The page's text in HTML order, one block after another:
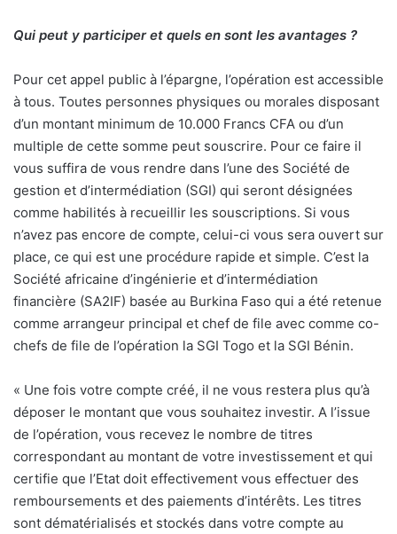
Qui peut y participer et quels en sont les avantages ?
Pour cet appel public à l’épargne, l’opération est accessible
à tous. Toutes personnes physiques ou morales disposant
d’un montant minimum de 10.000 Francs CFA ou d’un
multiple de cette somme peut souscrire. Pour ce faire il
vous suffira de vous rendre dans l’une des Société de
gestion et d’intermédiation (SGI) qui seront désignées
comme habilités à recueillir les souscriptions. Si vous
n’avez pas encore de compte, celui-ci vous sera ouvert sur
place, ce qui est une procédure rapide et simple. C’est la
Société africaine d’ingénierie et d’intermédiation
financière (SA2IF) basée au Burkina Faso qui a été retenue
comme arrangeur principal et chef de file avec comme co-
chefs de file de l’opération la SGI Togo et la SGI Bénin.
« Une fois votre compte créé, il ne vous restera plus qu’à
déposer le montant que vous souhaitez investir. A l’issue
de l’opération, vous recevez le nombre de titres
correspondant au montant de votre investissement et qui
certifie que l’Etat doit effectivement vous effectuer des
remboursements et des paiements d’intérêts. Les titres
sont dématérialisés et stockés dans votre compte au